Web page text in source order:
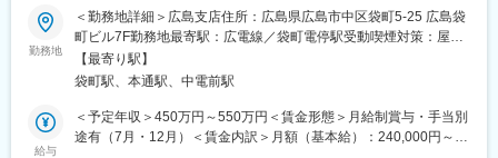
メディアでも注目される最先端の再生医療を提供。患者様の「も
う一度歩きたい」「以前の生活を取り戻したい」という想いを支
える、社会貢献性の高い仕事です。
プリセプター制度（教育担当）とOJTを通じて、入職後約4ヶ月か
けて段階的にサポート。
■概要
同社は薬局大手チェーン日本調剤グループで、医療・ヘルスケア
領域の人材事業を展開しています。今回は主力事業の薬剤師事業
部でリクルーティング職(転職プランナー)の募集を行います。営業
職とペアを組み、2人3脚で薬剤師の転職を支援していくポジショ
ンです。
勤務地
＜勤務地詳細＞広島支店住所：広島県広島市中区袋町5-25 広島袋
町ビル7F勤務地最寄駅：広電線／袋町電停駅受動喫煙対策：屋内
全面禁煙変更の範囲：会社の定める事業所（リモートワーク含
む）
【最寄り駅】
袋町駅、本通駅、中電前駅
給与
＜予定年収＞450万円～550万円＜賃金形態＞月給制賞与・手当別
途有（7月・12月）＜賃金内訳＞月額（基本給）：240,000円～